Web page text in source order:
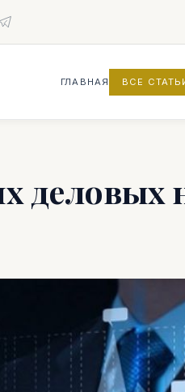
ГЛАВНАЯ ВСЕ
деловых